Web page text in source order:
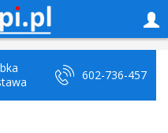
602-736-457